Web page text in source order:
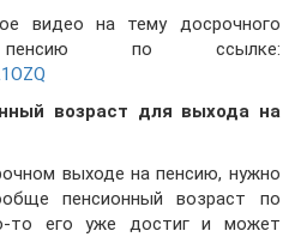
видео на тему досрочного
по ссылке:
возраст для выхода на
выходе на пенсию, нужно
пенсионный возраст по
то его уже достиг и может